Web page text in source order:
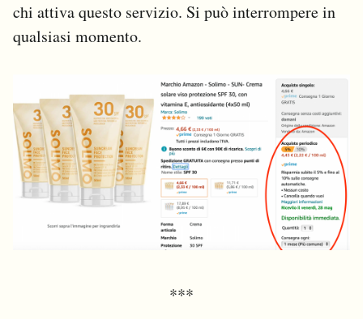
chi attiva questo servizio. Si può interrompere in
qualsiasi momento.
***